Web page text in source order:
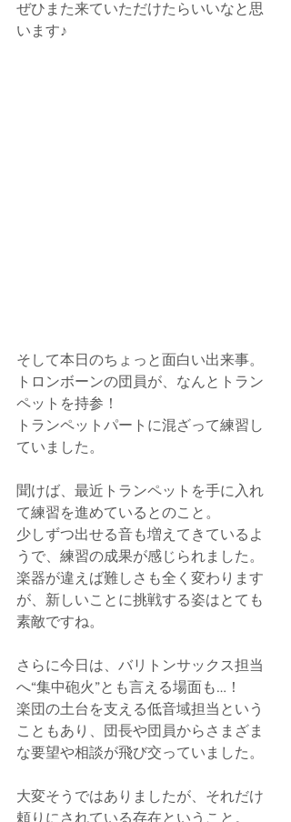
ぜひまた来ていただけたらいいなと思
います♪
そして本日のちょっと面白い出来事。
トロンボーンの団員が、なんとトラン
ペットを持参！
トランペットパートに混ざって練習し
ていました。
聞けば、最近トランペットを手に入れ
て練習を進めているとのこと。
少しずつ出せる音も増えてきているよ
うで、練習の成果が感じられました。
楽器が違えば難しさも全く変わります
が、新しいことに挑戦する姿はとても
素敵ですね。
さらに今日は、バリトンサックス担当
へ“集中砲火”とも言える場面も…！
楽団の土台を支える低音域担当という
こともあり、団長や団員からさまざま
な要望や相談が飛び交っていました。
大変そうではありましたが、それだけ
頼りにされている存在ということ。